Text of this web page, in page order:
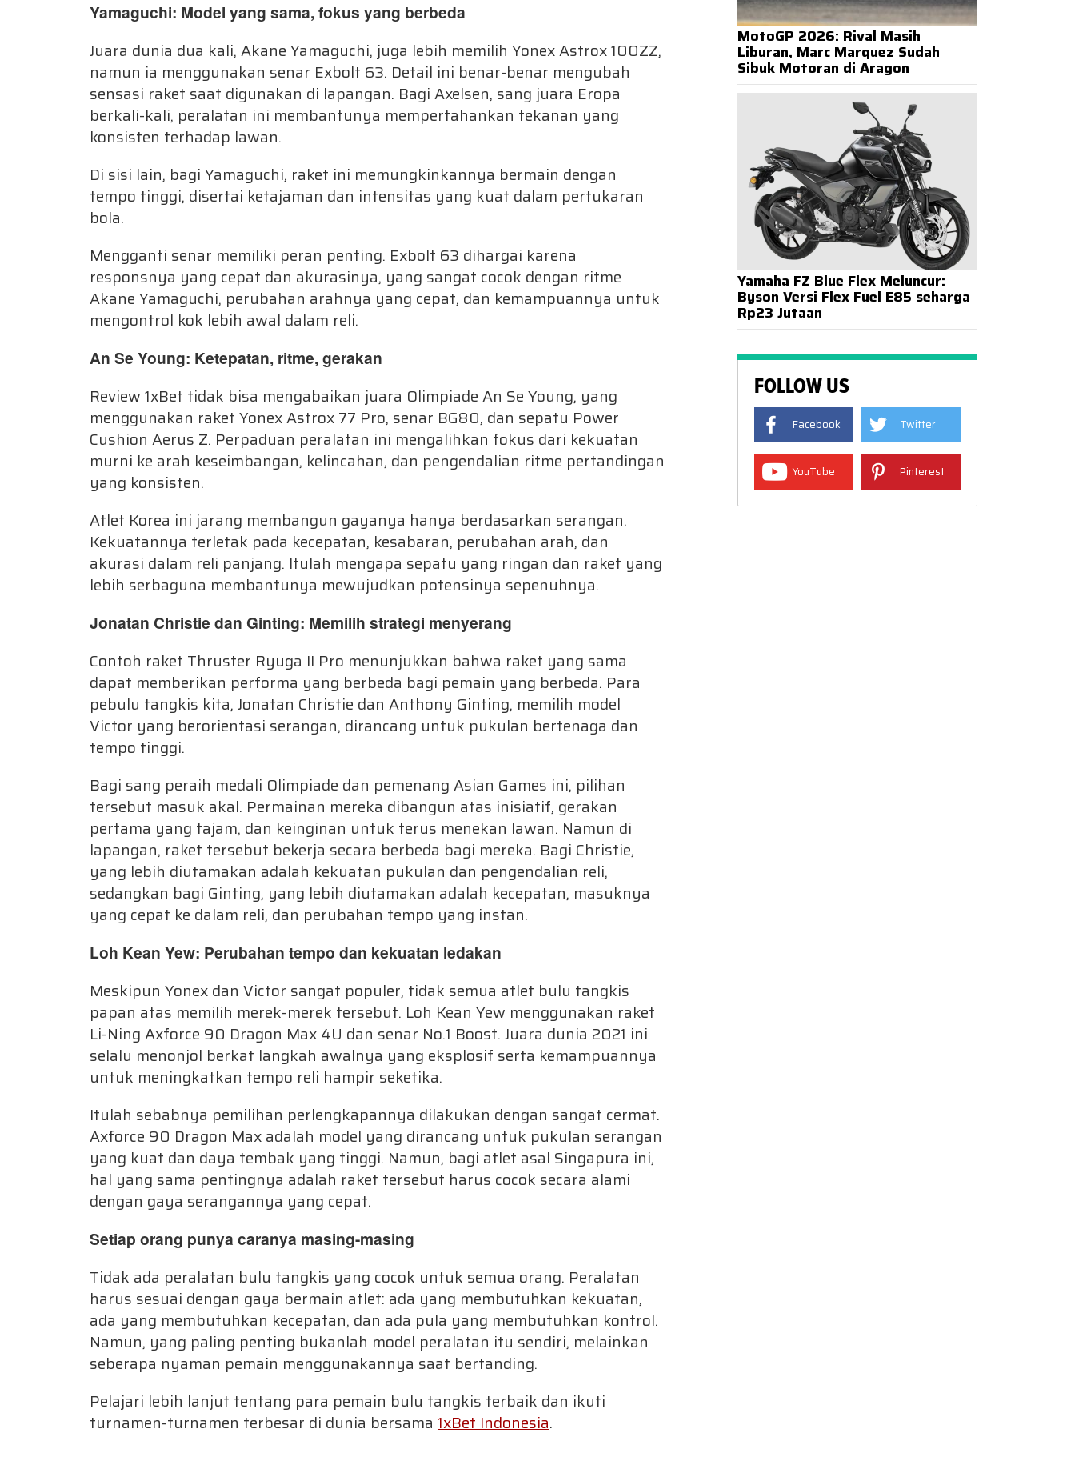
Yamaguchi: Model yang sama, fokus yang berbeda
Juara dunia dua kali, Akane Yamaguchi, juga lebih memilih Yonex Astrox 100ZZ,
namun ia menggunakan senar Exbolt 63. Detail ini benar-benar mengubah
sensasi raket saat digunakan di lapangan. Bagi Axelsen, sang juara Eropa
berkali-kali, peralatan ini membantunya mempertahankan tekanan yang
konsisten terhadap lawan.
Di sisi lain, bagi Yamaguchi, raket ini memungkinkannya bermain dengan
tempo tinggi, disertai ketajaman dan intensitas yang kuat dalam pertukaran
bola.
Mengganti senar memiliki peran penting. Exbolt 63 dihargai karena
responsnya yang cepat dan akurasinya, yang sangat cocok dengan ritme
Akane Yamaguchi, perubahan arahnya yang cepat, dan kemampuannya untuk
mengontrol kok lebih awal dalam reli.
An Se Young: Ketepatan, ritme, gerakan
Review 1xBet tidak bisa mengabaikan juara Olimpiade An Se Young, yang
menggunakan raket Yonex Astrox 77 Pro, senar BG80, dan sepatu Power
Cushion Aerus Z. Perpaduan peralatan ini mengalihkan fokus dari kekuatan
murni ke arah keseimbangan, kelincahan, dan pengendalian ritme pertandingan
yang konsisten.
Atlet Korea ini jarang membangun gayanya hanya berdasarkan serangan.
Kekuatannya terletak pada kecepatan, kesabaran, perubahan arah, dan
akurasi dalam reli panjang. Itulah mengapa sepatu yang ringan dan raket yang
lebih serbaguna membantunya mewujudkan potensinya sepenuhnya.
Jonatan Christie dan Ginting: Memilih strategi menyerang
Contoh raket Thruster Ryuga II Pro menunjukkan bahwa raket yang sama
dapat memberikan performa yang berbeda bagi pemain yang berbeda. Para
pebulu tangkis kita, Jonatan Christie dan Anthony Ginting, memilih model
Victor yang berorientasi serangan, dirancang untuk pukulan bertenaga dan
tempo tinggi.
Bagi sang peraih medali Olimpiade dan pemenang Asian Games ini, pilihan
tersebut masuk akal. Permainan mereka dibangun atas inisiatif, gerakan
pertama yang tajam, dan keinginan untuk terus menekan lawan. Namun di
lapangan, raket tersebut bekerja secara berbeda bagi mereka. Bagi Christie,
yang lebih diutamakan adalah kekuatan pukulan dan pengendalian reli,
sedangkan bagi Ginting, yang lebih diutamakan adalah kecepatan, masuknya
yang cepat ke dalam reli, dan perubahan tempo yang instan.
Loh Kean Yew: Perubahan tempo dan kekuatan ledakan
Meskipun Yonex dan Victor sangat populer, tidak semua atlet bulu tangkis
papan atas memilih merek-merek tersebut. Loh Kean Yew menggunakan raket
Li-Ning Axforce 90 Dragon Max 4U dan senar No.1 Boost. Juara dunia 2021 ini
selalu menonjol berkat langkah awalnya yang eksplosif serta kemampuannya
untuk meningkatkan tempo reli hampir seketika.
Itulah sebabnya pemilihan perlengkapannya dilakukan dengan sangat cermat.
Axforce 90 Dragon Max adalah model yang dirancang untuk pukulan serangan
yang kuat dan daya tembak yang tinggi. Namun, bagi atlet asal Singapura ini,
hal yang sama pentingnya adalah raket tersebut harus cocok secara alami
dengan gaya serangannya yang cepat.
Setiap orang punya caranya masing-masing
Tidak ada peralatan bulu tangkis yang cocok untuk semua orang. Peralatan
harus sesuai dengan gaya bermain atlet: ada yang membutuhkan kekuatan,
ada yang membutuhkan kecepatan, dan ada pula yang membutuhkan kontrol.
Namun, yang paling penting bukanlah model peralatan itu sendiri, melainkan
seberapa nyaman pemain menggunakannya saat bertanding.
Pelajari lebih lanjut tentang para pemain bulu tangkis terbaik dan ikuti
turnamen-turnamen terbesar di dunia bersama 1xBet Indonesia.
MotoGP 2026: Rival Masih
Liburan, Marc Marquez Sudah
Sibuk Motoran di Aragon
Yamaha FZ Blue Flex Meluncur:
Byson Versi Flex Fuel E85 seharga
Rp23 Jutaan
FOLLOW US
Facebook Twitter
YouTube Pinterest